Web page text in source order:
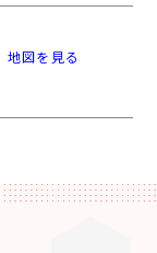
地図を見る